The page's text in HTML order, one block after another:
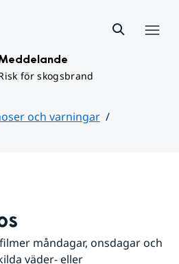
för skogsbrand
och varningar
måndagar, onsdagar och
väder- eller